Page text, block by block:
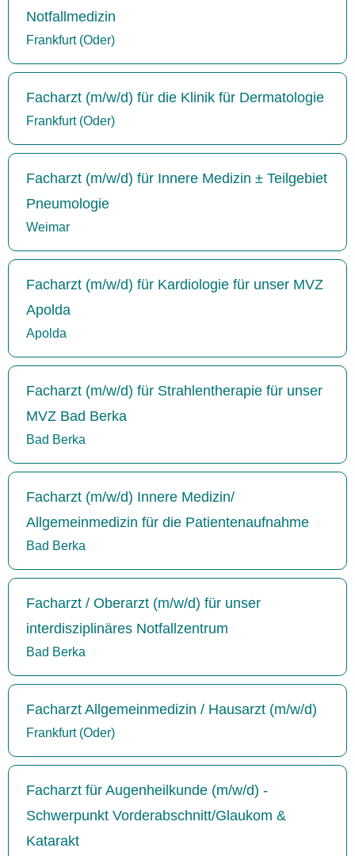
Notfallmedizin
Frankfurt (Oder)
Facharzt (m/w/d) für die Klinik für Dermatologie
Frankfurt (Oder)
Facharzt (m/w/d) für Innere Medizin ± Teilgebiet
Pneumologie
Weimar
Facharzt (m/w/d) für Kardiologie für unser MVZ
Apolda
Apolda
Facharzt (m/w/d) für Strahlentherapie für unser
MVZ Bad Berka
Bad Berka
Facharzt (m/w/d) Innere Medizin/
Allgemeinmedizin für die Patientenaufnahme
Bad Berka
Facharzt / Oberarzt (m/w/d) für unser
interdisziplinäres Notfallzentrum
Bad Berka
Facharzt Allgemeinmedizin / Hausarzt (m/w/d)
Frankfurt (Oder)
Facharzt für Augenheilkunde (m/w/d) -
Schwerpunkt Vorderabschnitt/Glaukom &
Katarakt